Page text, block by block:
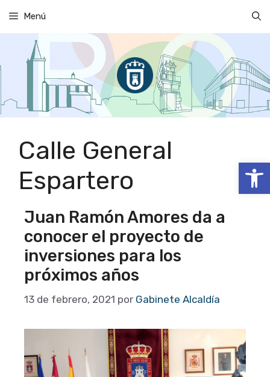
Abrir
contenido
Menú
Calle General
Espartero
Juan Ramón Amores da a
conocer el proyecto de
inversiones para los
próximos años
13 de febrero, 2021 por Gabinete Alcaldía